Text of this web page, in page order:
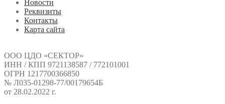
Новости
Реквизиты
Контакты
Карта сайта
ООО ЦДО «СЕКТОР»
ИНН / КПП 9721138587 / 772101001
ОГРН 1217700366850
№ Л035-01298-77/00179654Б
от 28.02.2022 г.